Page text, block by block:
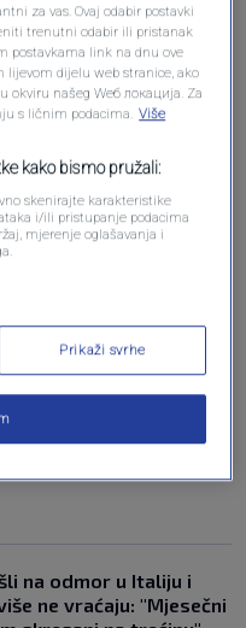
na odmor u Italiju i
ne vraćaju: "Mjesečni
za vas. Ovaj odabir postavki
trenutni odabir ili pristanak
postavkama link na dnu ove
dijelu web stranice, ako
našeg Wеб локација. Za
s ličnim podacima. Više
kako bismo pružali:
skenirajte karakteristike
i/ili pristupanje podacima
mjerenje oglašavanja i
Prikaži svrhe